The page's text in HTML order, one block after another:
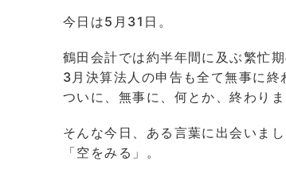
今日は5月31日。
鶴田会計では約半年間に及ぶ繁忙
3月決算法人の申告も全て無事に終
ついに、無事に、何とか、終わりま
そんな今日、ある言葉に出会いまし
「空をみる」。